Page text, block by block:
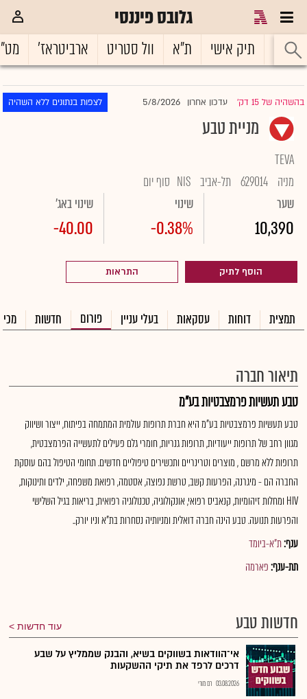
גלובס פיננסי
ראשי תיק אישי ת"א וול סטריט ארביטראז'
בהשהיה של 15 דק' |עדכון אחרון 5/8/2026 לצפות בנתונים ללא השהיה
מניית טבע
TEVA
מניה 629014 תל-אביב NIS סוף יום
שער
10,390
שינוי
-0.38%
שינוי באג'
-40.00
הוסף לתיק התראות
תמצית דוחות עסקאות בעלי עניין פורום חדשות
תיאור חברה
טבע תעשיות פרמצבטיות בע"מ
טבע תעשיות פרמצבטיות בע"מ היא חברת תרופות עולמית המתמחה בפיתוח, ייצור ושיווק
מגוון רחב של תרופות ייעודיות, תרופות גנריות, חומרי גלם פעילים לתעשייה הפרמצבטית,
תרופות ללא מרשם , מוצרים וטרינריים ותכשירים טיפוליים חדשים. תחומי הטיפול בהם עוסקת
החברה הם - מיגרנה, הפרעות קשב, טרשת נפוצה, אסטמה, רפואת משפחה, ילדים ותינוקות,
HIV ומחלות זיהומיות, קנאביס רפואי, אונקולוגיה, טכנולוגיה רפואית, בריאות בגיל השלישי
והפרעות תנועה. טבע הינה חברה דואלית ומניותיה נסחרות בת"א וניו יורק..
ענף:ת"א-ביומד
תת-ענף:פארמה
חדשות טבע עוד חדשות
אי־הוודאות בשווקים בשיא, והבנק שממליץ על שבע
דרכים לרפד את תיקי ההשקעות
03.08.2026 רם מורי